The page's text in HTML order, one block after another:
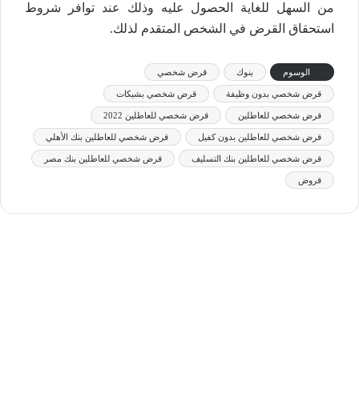
من السهل للغاية الحصول عليه وذلك عند توافر شروط
استحقاق القرض في الشخص المتقدم لذلك.
الوسوم بنوك قرض شخصي
قرض شخصي بدون وظيفة قرض شخصي بشيكات
قرض شخصي للعاطلين قرض شخصي للعاطلين 2022
قرض شخصي للعاطلين بدون كفيل قرض شخصي للعاطلين بنك الأهلي
قرض شخصي للعاطلين بنك التسليف قرض شخصي للعاطلين بنك مصر
قروض